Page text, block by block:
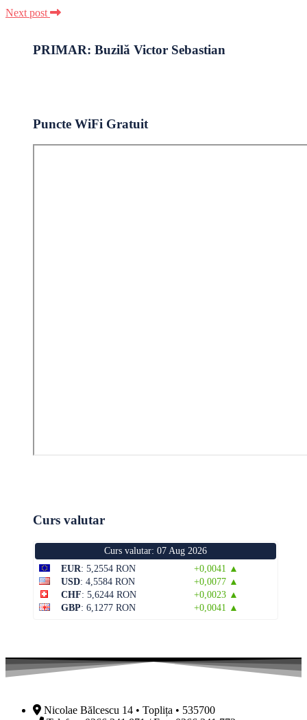
Next post
PRIMAR: Buzilă Victor Sebastian
Puncte WiFi Gratuit
Curs valutar
Curs valutar: 07 Aug 2026
EUR: 5,2554 RON
+0,0041 ▲
USD: 4,5584 RON
+0,0077 ▲
CHF: 5,6244 RON
+0,0023 ▲
GBP: 6,1277 RON +0,0041 ▲
Nicolae Bălcescu 14 • Toplița • 535700